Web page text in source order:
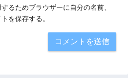
るためブラウザーに自分の名前、
を保存する。